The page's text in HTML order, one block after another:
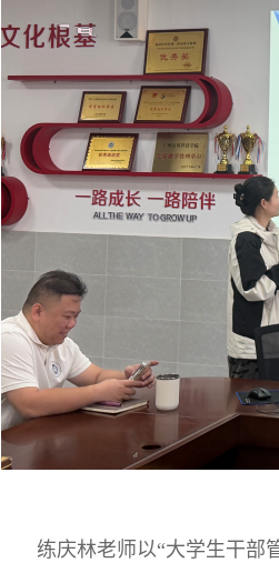
练庆林老师以“大学生干部